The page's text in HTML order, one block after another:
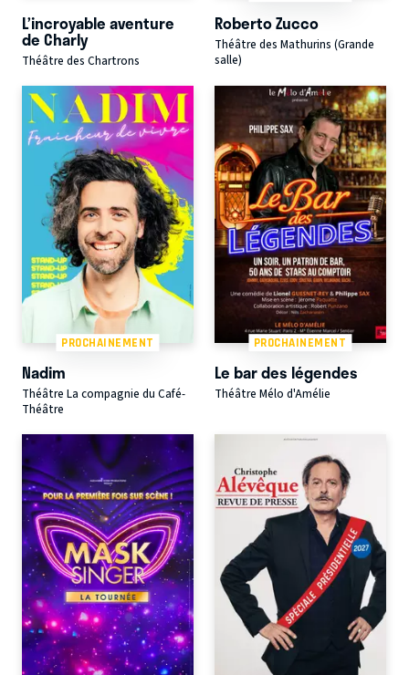
L’incroyable aventure
de Charly
Théâtre des Chartrons
Roberto Zucco
Théâtre des Mathurins (Grande
salle)
PROCHAINEMENT
Nadim
Théâtre La compagnie du Café-
Théâtre
PROCHAINEMENT
Le bar des légendes
Théâtre Mélo d'Amélie